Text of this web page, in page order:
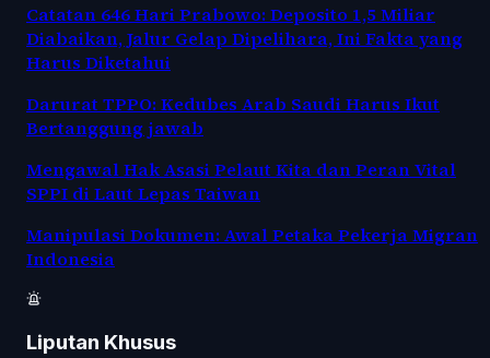
Catatan 646 Hari Prabowo: Deposito 1,5 Miliar
Diabaikan, Jalur Gelap Dipelihara, Ini Fakta yang
Harus Diketahui
Darurat TPPO: Kedubes Arab Saudi Harus Ikut
Bertanggung jawab
Mengawal Hak Asasi Pelaut Kita dan Peran Vital
SPPI di Laut Lepas Taiwan
Manipulasi Dokumen: Awal Petaka Pekerja Migran
Indonesia
Liputan Khusus